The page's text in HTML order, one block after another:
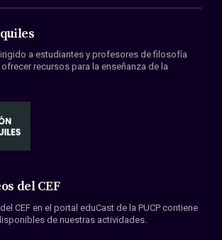
a estudiantes y profesores de filosofía
recursos para la enseñanza de la
del CEF
CEF en el portal eduCast de la PUCP contiene
de nuestras actividades.